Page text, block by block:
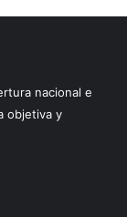
nacional e
objetiva y